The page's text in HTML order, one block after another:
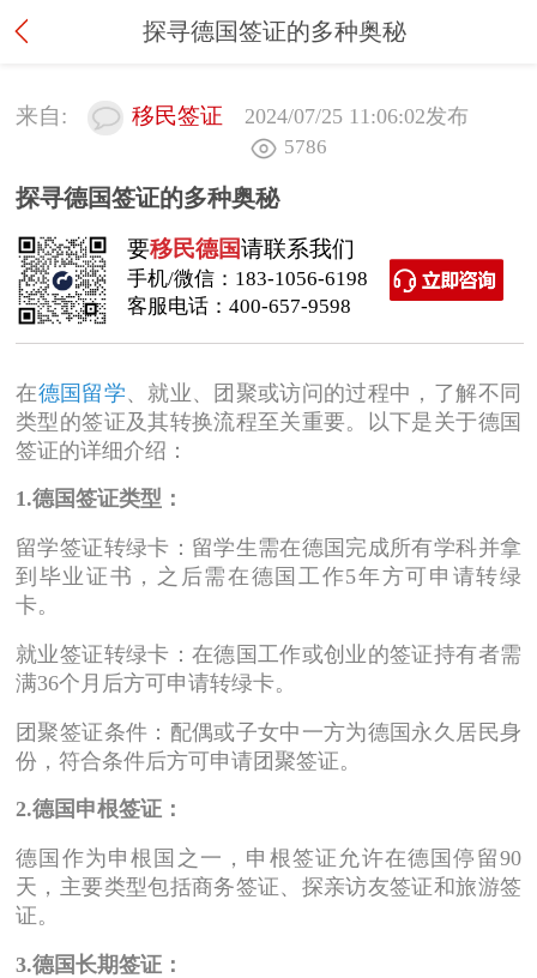
探寻德国签证的多种奥秘
来自: 移民签证 2024/07/25 11:06:02发布
5786
探寻德国签证的多种奥秘
要移民德国请联系我们
手机/微信： 183-1056-6198
客服电话： 400-657-9598
在德国留学、就业、团聚或访问的过程中，了解不同
类型的签证及其转换流程至关重要。以下是关于德国
签证的详细介绍：
1.德国签证类型：
留学签证转绿卡：留学生需在德国完成所有学科并拿
到毕业证书，之后需在德国工作5年方可申请转绿
卡。
就业签证转绿卡：在德国工作或创业的签证持有者需
满36个月后方可申请转绿卡。
团聚签证条件：配偶或子女中一方为德国永久居民身
份，符合条件后方可申请团聚签证。
2.德国申根签证：
德国作为申根国之一，申根签证允许在德国停留90
天，主要类型包括商务签证、探亲访友签证和旅游签
证。
3.德国长期签证：